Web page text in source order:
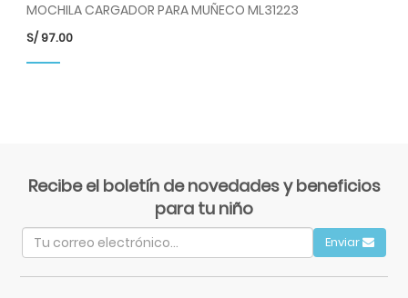
MOCHILA CARGADOR PARA MUÑECO ML31223
S/97.00
Recibe el boletín de novedades y beneficios
para tu niño
Enviar